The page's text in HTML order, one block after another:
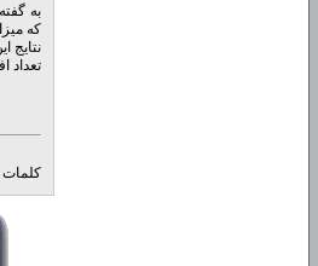
به
که
نتایج
تعداد
کلمات